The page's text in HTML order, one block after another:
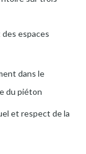
espaces
dans le
du piéton
et respect de la